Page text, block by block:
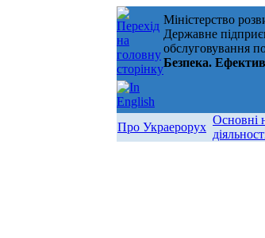
Міністерство
Державне
обслуговування
Безпека.
Про Украерорух
Основні